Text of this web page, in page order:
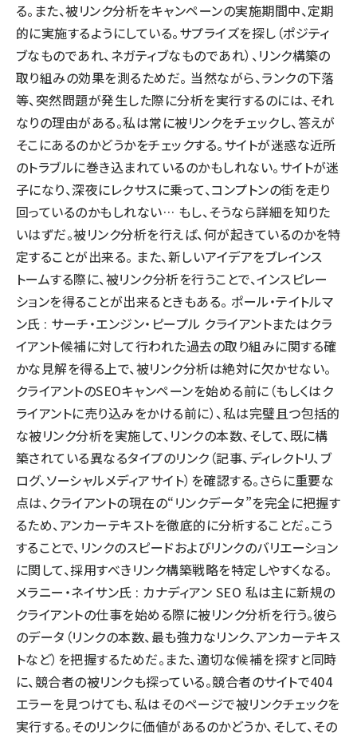
る。また、被リンク分析をキャンペーンの実施期間中、定期
的に実施するようにしている。サプライズを探し（ポジティ
ブなものであれ、ネガティブなものであれ）、リンク構築の
取り組みの効果を測るためだ。 当然ながら、ランクの下落
等、突然問題が発生した際に分析を実行するのには、それ
なりの理由がある。私は常に被リンクをチェックし、答えが
そこにあるのかどうかをチェックする。サイトが迷惑な近所
のトラブルに巻き込まれているのかもしれない。サイトが迷
子になり、深夜にレクサスに乗って、コンプトンの街を走り
回っているのかもしれない… もし、そうなら詳細を知りた
いはずだ。被リンク分析を行えば、何が起きているのかを特
定することが出来る。 また、新しいアイデアをブレインス
トームする際に、被リンク分析を行うことで、インスピレー
ションを得ることが出来るときもある。 ポール・テイトルマ
ン氏 : サーチ・エンジン・ピープル クライアントまたはクラ
イアント候補に対して行われた過去の取り組みに関する確
かな見解を得る上で、被リンク分析は絶対に欠かせない。
クライアントのSEOキャンペーンを始める前に（もしくはク
ライアントに売り込みをかける前に）、私は完璧且つ包括的
な被リンク分析を実施して、リンクの本数、そして、既に構
築されている異なるタイプのリンク（記事、ディレクトリ、ブ
ログ、ソーシャルメディアサイト）を確認する。さらに重要な
点は、クライアントの現在の“リンクデータ”を完全に把握す
るため、アンカーテキストを徹底的に分析することだ。こう
することで、リンクのスピードおよびリンクのバリエーション
に関して、採用すべきリンク構築戦略を特定しやすくなる。
メラニー・ネイサン氏 : カナディアン SEO 私は主に新規の
クライアントの仕事を始める際に被リンク分析を行う。彼ら
のデータ（リンクの本数、最も強力なリンク、アンカーテキス
トなど）を把握するためだ。また、適切な候補を探すと同時
に、競合者の被リンクも探っている。競合者のサイトで404
エラーを見つけても、私はそのページで被リンクチェックを
実行する。そのリンクに価値があるのかどうか、そして、その